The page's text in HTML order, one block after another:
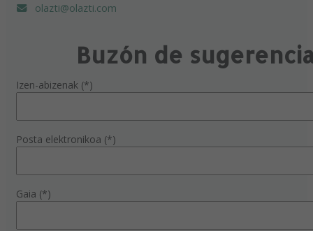
olazti@olazti.com
Buzón de
Izen-abizenak (*)
Posta elektronikoa (*)
Gaia (*)